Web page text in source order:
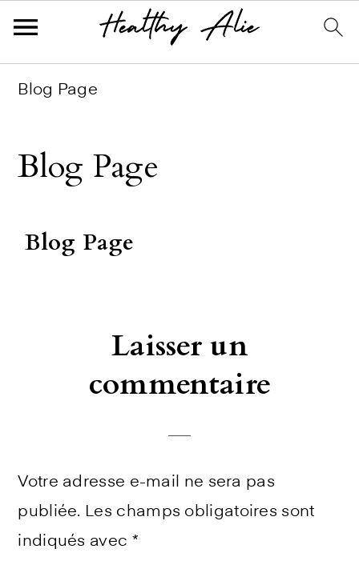
Skip
navigation
Skip
content
Skip
sidebar
Blog Page
Blog Page
Blog Page
Reader
Laisser un
commentaire
Votre adresse e-mail ne sera pas
publiée. Les champs obligatoires sont
indiqués avec *